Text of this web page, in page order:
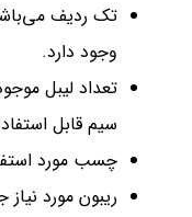
تک ردیف
وجود دارد.
سیم قابل
چسب مورد
ریبون مورد